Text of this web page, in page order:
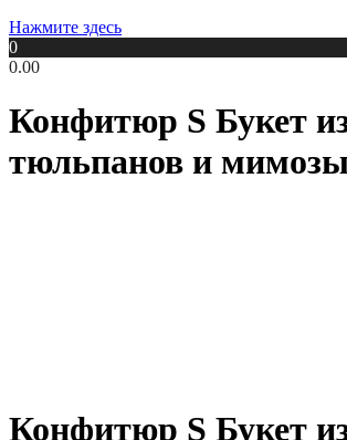
Нажмите здесь
0
0.00
Конфитюр S Букет
тюльпанов и
Конфитюр S Букет